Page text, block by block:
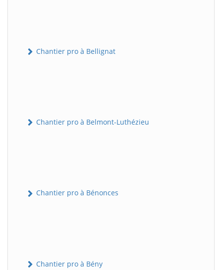
Chantier pro à Bellignat
Chantier pro à Belmont-Luthézieu
Chantier pro à Bénonces
Chantier pro à Bény